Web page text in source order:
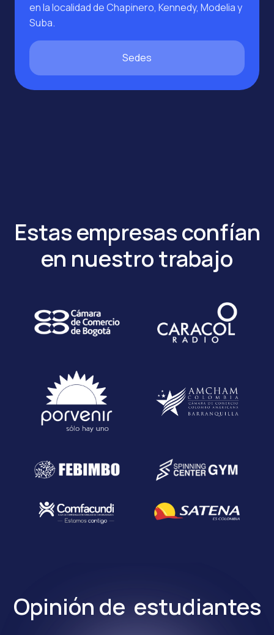
en la localidad de Chapinero, Kennedy, Modelia y
Suba.
Sedes
Estas empresas confían
en nuestro trabajo
Opinión de estudiantes